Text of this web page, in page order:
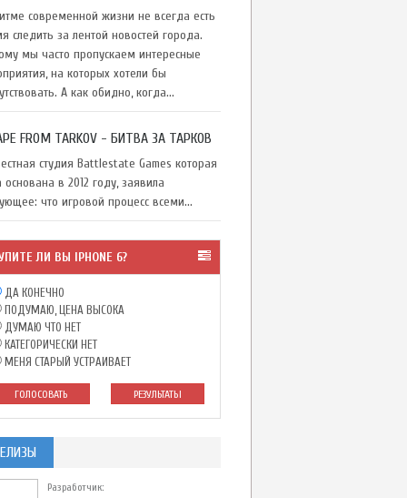
современной жизни не всегда есть
следить за лентой новостей города.
мы часто пропускаем интересные
на которых хотели бы
А как обидно, когда...
FROM TARKOV - БИТВА ЗА ТАРКОВ
студия Battlestate Games которая
в 2012 году, заявила
что игровой процесс всеми...
ЛИ ВЫ IPHONE 6?
ДА КОНЕЧНО
ПОДУМАЮ, ЦЕНА ВЫСОКА
ДУМАЮ ЧТО НЕТ
КАТЕГОРИЧЕСКИ НЕТ
МЕНЯ СТАРЫЙ УСТРАИВАЕТ
ГОЛОСОВАТЬ РЕЗУЛЬТАТЫ
Разработчик: